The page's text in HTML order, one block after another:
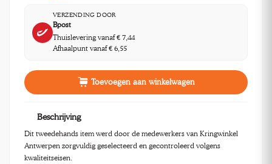
VERZENDING DOOR
Bpost
Thuislevering vanaf € 7,44
Afhaalpunt vanaf € 6,55
Toevoegen aan winkelwagen
Beschrijving
Dit tweedehands item werd door de medewerkers van Kringwinkel
Antwerpen zorgvuldig geselecteerd en gecontroleerd volgens
kwaliteitseisen.